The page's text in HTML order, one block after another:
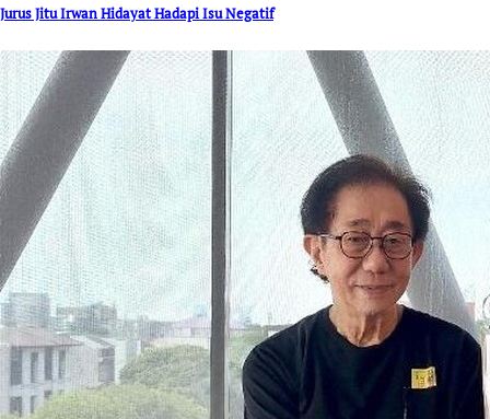
Jurus Jitu Irwan Hidayat Hadapi Isu Negatif